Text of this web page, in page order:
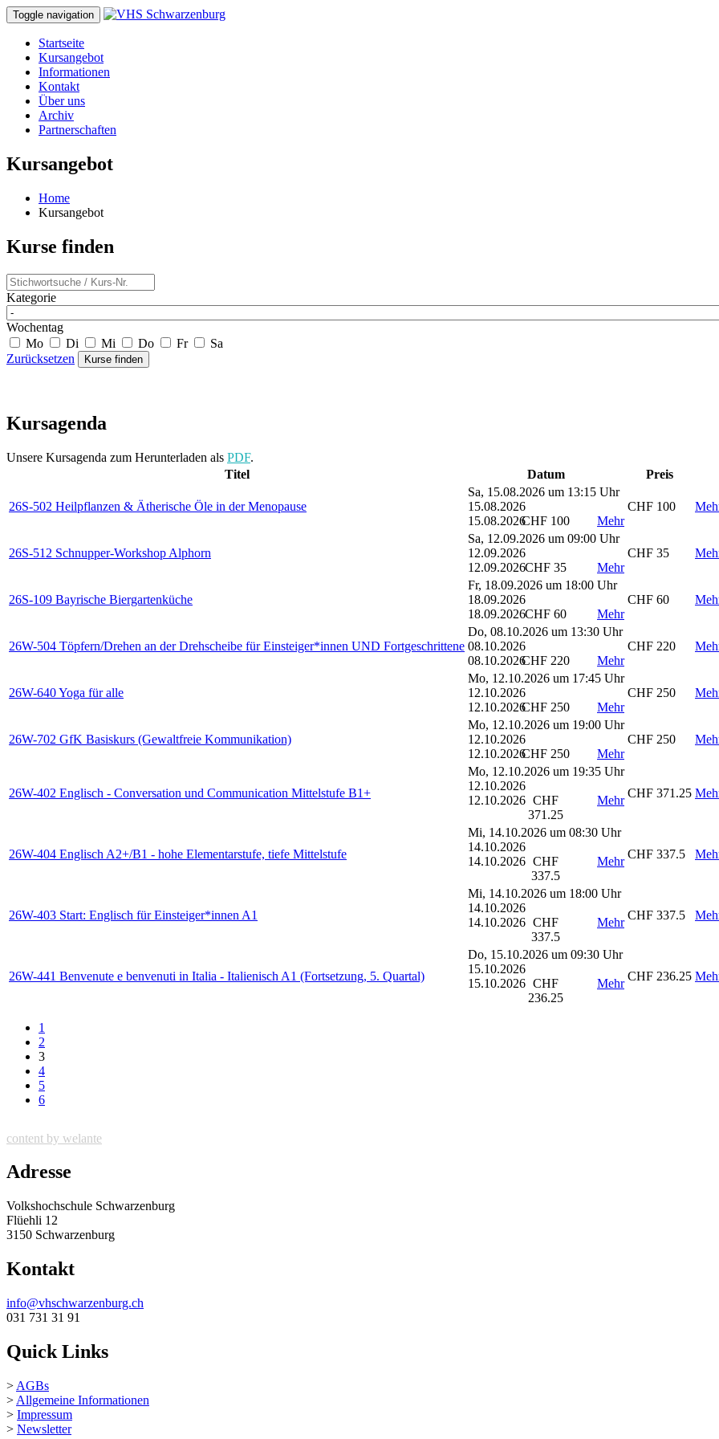
Toggle navigation
Startseite
Kursangebot
Informationen
Kontakt
Über uns
Archiv
Partnerschaften
Kursangebot
Home
Kursangebot
Kurse finden
Kategorie
Wochentag
Mo
Di Mi Do Fr
Sa
Zurücksetzen
Kursagenda
Unsere Kursagenda zum Herunterladen als PDF.
Titel
Datum Preis
26S-502 Heilpflanzen & Ätherische Öle in der Menopause
Sa, 15.08.2026 um 13:15 Uhr
15.08.2026
15.08.2026CHF 100 Mehr
CHF 100
26S-512 Schnupper-Workshop Alphorn
Sa, 12.09.2026 um 09:00 Uhr
12.09.2026
12.09.2026CHF 35 Mehr
CHF 35
26S-109 Bayrische Biergartenküche
Fr, 18.09.2026 um 18:00 Uhr
18.09.2026
18.09.2026CHF 60 Mehr
CHF 60
26W-504 Töpfern/Drehen an der Drehscheibe für Einsteiger*innen UND Fortgeschrittene
Do, 08.10.2026 um 13:30 Uhr
08.10.2026
08.10.2026CHF 220 Mehr
CHF 220
26W-640 Yoga für alle
Mo, 12.10.2026 um 17:45 Uhr
12.10.2026
12.10.2026CHF 250 Mehr
CHF 250
26W-702 GfK Basiskurs (Gewaltfreie Kommunikation)
Mo, 12.10.2026 um 19:00 Uhr
12.10.2026
12.10.2026CHF 250 Mehr
CHF 250
26W-402 Englisch - Conversation und Communication Mittelstufe B1+
Mo, 12.10.2026 um 19:35 Uhr
12.10.2026
12.10.2026 CHF
371.25
Mehr
CHF 371.25
26W-404 Englisch A2+/B1 - hohe Elementarstufe, tiefe Mittelstufe
Mi, 14.10.2026 um 08:30 Uhr
14.10.2026
14.10.2026 CHF
337.5
Mehr
CHF 337.5
26W-403 Start: Englisch für Einsteiger*innen A1
Mi, 14.10.2026 um 18:00 Uhr
14.10.2026
14.10.2026 CHF
337.5
Mehr
CHF 337.5
26W-441 Benvenute e benvenuti in Italia - Italienisch A1 (Fortsetzung, 5. Quartal)
Do, 15.10.2026 um 09:30 Uhr
15.10.2026
15.10.2026 CHF
236.25
Mehr
CHF 236.25
1
2
3
4
5
6
content by welante
Adresse
Volkshochschule Schwarzenburg
Flüehli 12
3150 Schwarzenburg
Kontakt
info@vhschwarzenburg.ch
031 731 31 91
Quick Links
> AGBs
> Allgemeine Informationen
> Impressum
> Newsletter